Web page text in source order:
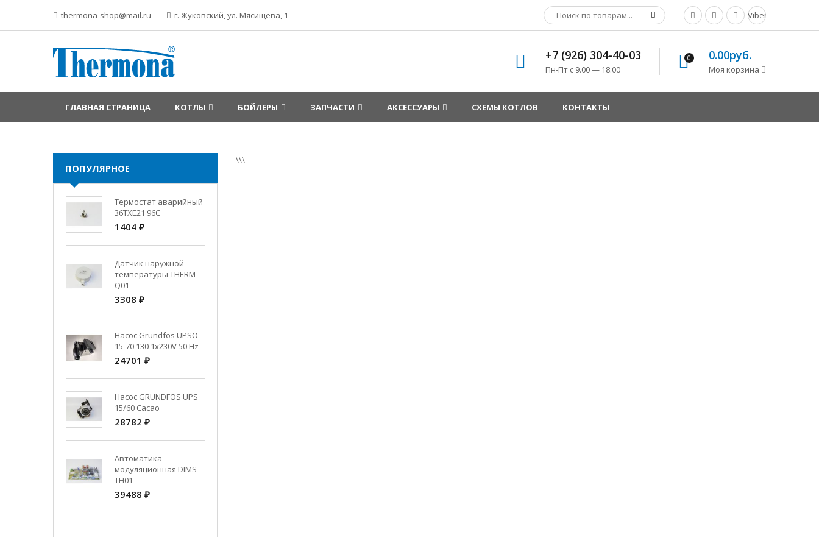
thermona-shop@mail.ru г. Жуковский, ул. Мясищева, 1 Viber
+7 (926) 304-40-03
Пн-Пт с 9.00 — 18.00
0 0.00руб.
Моя корзина
ГЛАВНАЯ СТРАНИЦА КОТЛЫ БОЙЛЕРЫ ЗАПЧАСТИ АКСЕССУАРЫ СХЕМЫ КОТЛОВ КОНТАКТЫ
\\\
ПОПУЛЯРНОЕ
Термостат аварийный
36TXE21 96C
1404 ₽
Датчик наружной
температуры THERM
Q01
3308 ₽
Насос Grundfos UPSO
15-70 130 1x230V 50 Hz
24701 ₽
Насос GRUNDFOS UPS
15/60 Cacao
28782 ₽
Автоматика
модуляционная DIMS-
TH01
39488 ₽